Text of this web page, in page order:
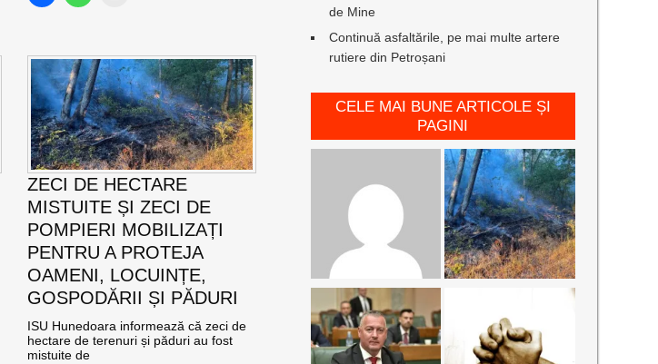
ZECI DE HECTARE
MISTUITE ȘI ZECI DE
POMPIERI MOBILIZAȚI
PENTRU A PROTEJA
OAMENI, LOCUINȚE,
GOSPODĂRII ȘI PĂDURI
ISU Hunedoara informează că zeci de
hectare de terenuri și păduri au fost
mistuite de
de Mine
Continuă asfaltările, pe mai multe artere
rutiere din Petroșani
CELE MAI BUNE ARTICOLE ȘI
PAGINI